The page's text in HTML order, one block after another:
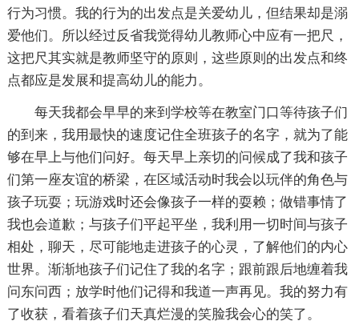
行为习惯。我的行为的出发点是关爱幼儿，但结果却是溺
爱他们。所以经过反省我觉得幼儿教师心中应有一把尺，
这把尺其实就是教师坚守的原则，这些原则的出发点和终
点都应是发展和提高幼儿的能力。
每天我都会早早的来到学校等在教室门口等待孩子们
的到来，我用最快的速度记住全班孩子的名字，就为了能
够在早上与他们问好。每天早上亲切的问候成了我和孩子
们第一座友谊的桥梁，在区域活动时我会以玩伴的角色与
孩子玩耍；玩游戏时还会像孩子一样的耍赖；做错事情了
我也会道歉；与孩子们平起平坐，我利用一切时间与孩子
相处，聊天，尽可能地走进孩子的心灵，了解他们的内心
世界。渐渐地孩子们记住了我的名字；跟前跟后地缠着我
问东问西；放学时他们记得和我道一声再见。我的努力有
了收获，看着孩子们天真烂漫的笑脸我会心的笑了。